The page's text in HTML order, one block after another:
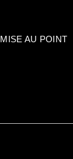
MISE AU POINT